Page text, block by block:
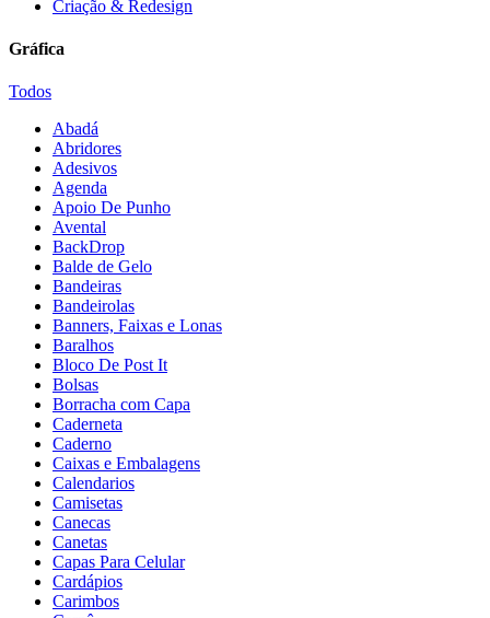
Criação & Redesign
Gráfica
Todos
Abadá
Abridores
Adesivos
Agenda
Apoio De Punho
Avental
BackDrop
Balde de Gelo
Bandeiras
Bandeirolas
Banners, Faixas e Lonas
Baralhos
Bloco De Post It
Bolsas
Borracha com Capa
Caderneta
Caderno
Caixas e Embalagens
Calendarios
Camisetas
Canecas
Canetas
Capas Para Celular
Cardápios
Carimbos